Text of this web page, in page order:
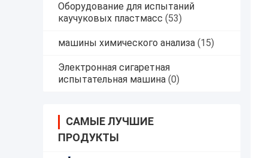
Оборудование для испытаний
каучуковых пластмасс (53)
машины химического анализа (15)
Электронная сигаретная
испытательная машина (0)
САМЫЕ ЛУЧШИЕ
ПРОДУКТЫ